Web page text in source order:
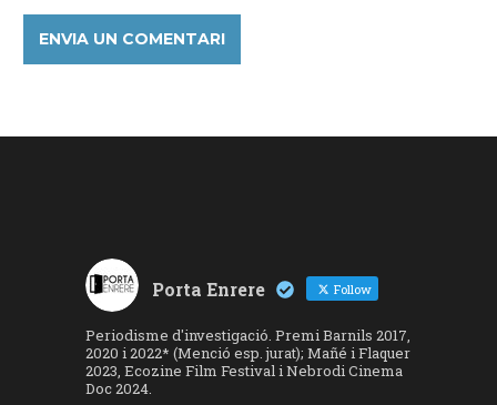
Porta Enrere Follow
Periodisme d'investigació. Premi Barnils 2017,
2020 i 2022* (Menció esp. jurat); Mañé i Flaquer
2023, Ecozine Film Festival i Nebrodi Cinema
Doc 2024.